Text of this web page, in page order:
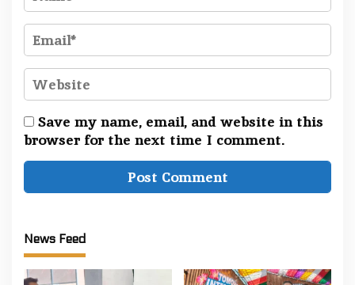
Save my name, email, and website in this
browser for the next time I comment.
News Feed